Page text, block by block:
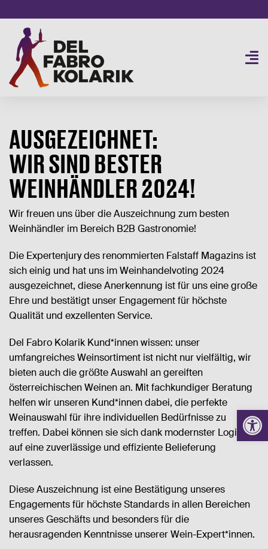
to
content
SERVICE
BUSINESS NEU
PRIVATE
ÜBER UNS
B2B SHOP
KONTAKT
AUSGEZEICHNET:
WIR SIND BESTER
WEINHÄNDLER 2024!
Wir freuen uns über die Auszeichnung zum besten
Weinhändler im Bereich B2B Gastronomie!
Die Expertenjury des renommierten Falstaff Magazins ist
sich einig und hat uns im Weinhandelvoting 2024
ausgezeichnet, diese Anerkennung ist für uns eine große
Ehre und bestätigt unser Engagement für höchste
Qualität und exzellenten Service.
Del Fabro Kolarik Kund*innen wissen: unser
umfangreiches Weinsortiment ist nicht nur vielfältig, wir
bieten auch die größte Auswahl an gereiften
österreichischen Weinen an. Mit fachkundiger Beratung
helfen wir unseren Kund*innen dabei, die perfekte
Weinauswahl für ihre individuellen Bedürfnisse zu
treffen. Dabei können sie sich dank modernster Logistik
auf eine zuverlässige und effiziente Belieferung
verlassen.
Diese Auszeichnung ist eine Bestätigung unseres
Engagements für höchste Standards in allen Bereichen
unseres Geschäfts und besonders für die
herausragenden Kenntnisse unserer Wein-Expert*innen.